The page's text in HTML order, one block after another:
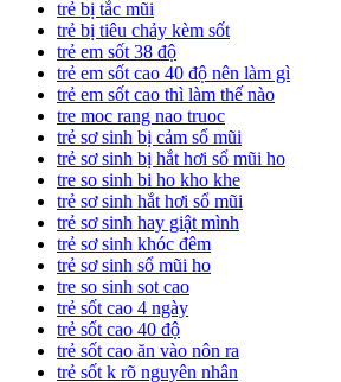
trẻ bị tắc mũi
trẻ bị tiêu chảy kèm sốt
trẻ em sốt 38 độ
trẻ em sốt cao 40 độ nên làm gì
trẻ em sốt cao thì làm thế nào
tre moc rang nao truoc
trẻ sơ sinh bị cảm sổ mũi
trẻ sơ sinh bị hắt hơi sổ mũi ho
tre so sinh bi ho kho khe
trẻ sơ sinh hắt hơi sổ mũi
trẻ sơ sinh hay giật mình
trẻ sơ sinh khóc đêm
trẻ sơ sinh sổ mũi ho
tre so sinh sot cao
trẻ sốt cao 4 ngày
trẻ sốt cao 40 độ
trẻ sốt cao ăn vào nôn ra
trẻ sốt k rõ nguyên nhân